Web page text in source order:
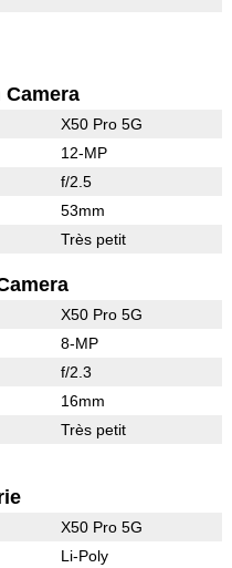
X50 Pro 5G
12-MP
f/2.5
53mm
Très petit
X50 Pro 5G
8-MP
f/2.3
16mm
Très petit
X50 Pro 5G
Li-Poly